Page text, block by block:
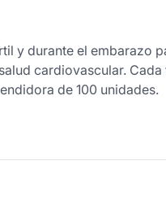
y durante el embarazo
cardiovascular.
de 100 unidades.